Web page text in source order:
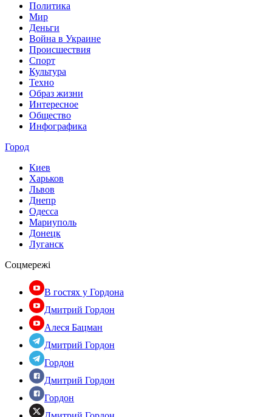
Политика
Мир
Деньги
Война в Украине
Происшествия
Спорт
Культура
Техно
Образ жизни
Интересное
Общество
Инфографика
Город
Киев
Харьков
Львов
Днепр
Одесса
Мариуполь
Донецк
Луганск
Соцмережі
В гостях у Гордона
Дмитрий Гордон
Алеся Бацман
Дмитрий Гордон
Гордон
Дмитрий Гордон
Гордон